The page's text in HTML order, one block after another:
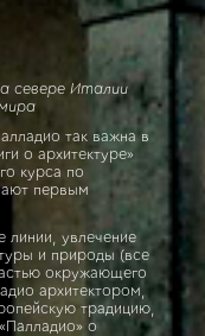
севере Италии
так важна в
о архитектуре»
курса по
первым
линии, увлечение
и природы (все
окружающего
архитектором,
традицию,
о